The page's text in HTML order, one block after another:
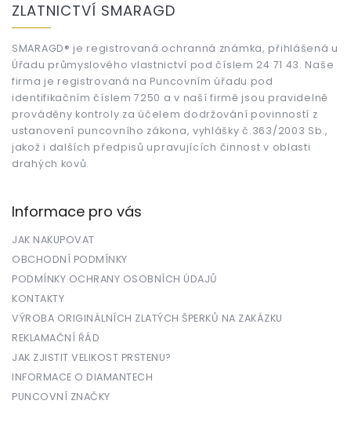
ZLATNICTVÍ SMARAGD
SMARAGD® je registrovaná ochranná známka, přihlášená u
Úřadu průmyslového vlastnictví pod číslem 24 71 43. Naše
firma je registrovaná na Puncovním úřadu pod
identifikačním číslem 7250 a v naší firmě jsou pravidelně
prováděny kontroly za účelem dodržování povinností z
ustanovení puncovního zákona, vyhlášky č.363/2003 Sb.,
jakož i dalších předpisů upravujících činnost v oblasti
drahých kovů.
Informace pro vás
JAK NAKUPOVAT
OBCHODNÍ PODMÍNKY
PODMÍNKY OCHRANY OSOBNÍCH ÚDAJŮ
KONTAKTY
VÝROBA ORIGINÁLNÍCH ZLATÝCH ŠPERKŮ NA ZAKÁZKU
REKLAMAČNÍ ŘÁD
JAK ZJISTIT VELIKOST PRSTENU?
INFORMACE O DIAMANTECH
PUNCOVNÍ ZNAČKY